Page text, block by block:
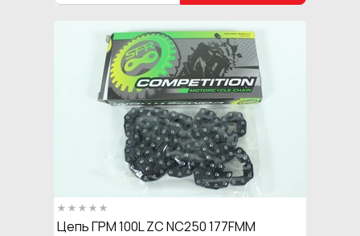
Цепь ГРМ 100L ZC NC250 177FMM